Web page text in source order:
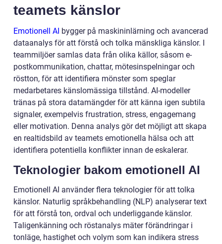
teamets känslor
Emotionell AI bygger på maskininlärning och avancerad
dataanalys för att förstå och tolka mänskliga känslor. I
teammiljöer samlas data från olika källor, såsom e-
postkommunikation, chattar, mötesinspelningar och
röstton, för att identifiera mönster som speglar
medarbetares känslomässiga tillstånd. AI-modeller
tränas på stora datamängder för att känna igen subtila
signaler, exempelvis frustration, stress, engagemang
eller motivation. Denna analys gör det möjligt att skapa
en realtidsbild av teamets emotionella hälsa och att
identifiera potentiella konflikter innan de eskalerar.
Teknologier bakom emotionell AI
Emotionell AI använder flera teknologier för att tolka
känslor. Naturlig språkbehandling (NLP) analyserar text
för att förstå ton, ordval och underliggande känslor.
Taligenkänning och röstanalys mäter förändringar i
tonläge, hastighet och volym som kan indikera stress